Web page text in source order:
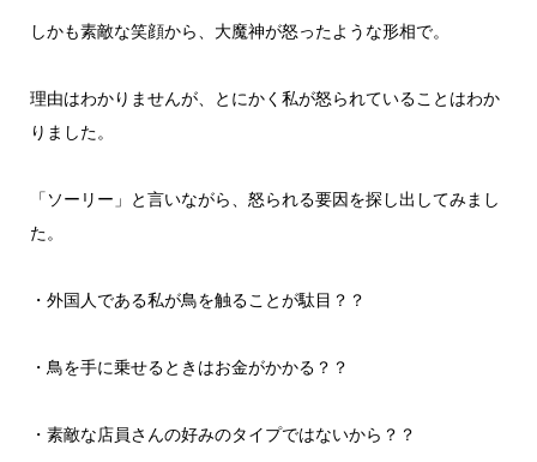
しかも素敵な笑顔から、大魔神が怒ったような形相で。
理由はわかりませんが、とにかく私が怒られていることはわか
りました。
「ソーリー」と言いながら、怒られる要因を探し出してみまし
た。
・外国人である私が鳥を触ることが駄目？？
・鳥を手に乗せるときはお金がかかる？？
・素敵な店員さんの好みのタイプではないから？？